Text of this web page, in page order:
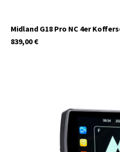
Midland G18 Pro NC 4er
€
839,00